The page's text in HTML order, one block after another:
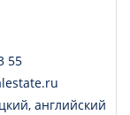
55
английский